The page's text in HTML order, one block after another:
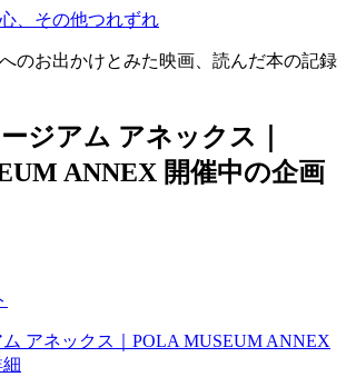
、その他つれずれ
のお出かけとみた映画、読んだ本の記録
ジアム アネックス｜
ANNEX 開催中の企画
アネックス｜POLA MUSEUM ANNEX